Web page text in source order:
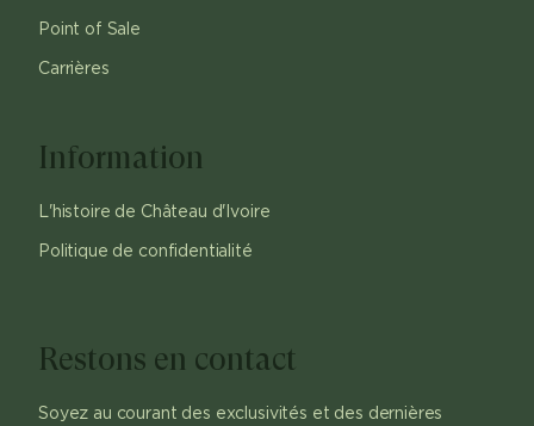
Point of Sale
Carrières
Information
L'histoire de Château d'Ivoire
Politique de confidentialité
Restons en contact
Soyez au courant des exclusivités et des dernières